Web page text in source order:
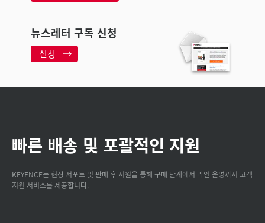
뉴스레터 구독 신청
신청
빠른 배송 및 포괄적인 지원
KEYENCE는 현장 서포트 및 판매 후 지원을 통해 구매 단계에서 라인 운영까지 고객
지원 서비스를 제공합니다.